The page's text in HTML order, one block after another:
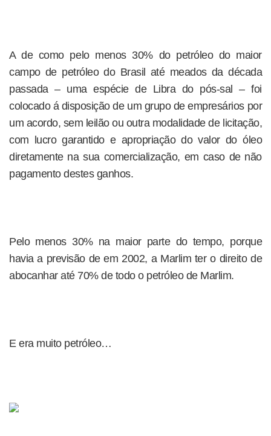
A de como pelo menos 30% do petróleo do maior
campo de petróleo do Brasil até meados da década
passada – uma espécie de Libra do pós-sal – foi
colocado á disposição de um grupo de empresários por
um acordo, sem leilão ou outra modalidade de licitação,
com lucro garantido e apropriação do valor do óleo
diretamente na sua comercialização, em caso de não
pagamento destes ganhos.
Pelo menos 30% na maior parte do tempo, porque
havia a previsão de em 2002, a Marlim ter o direito de
abocanhar até 70% de todo o petróleo de Marlim.
E era muito petróleo…